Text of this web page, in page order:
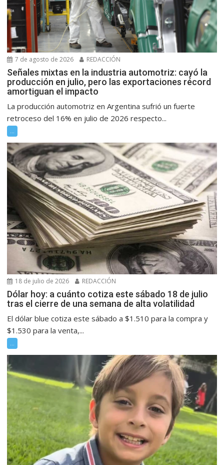
7 de agosto de 2026 REDACCIÓN
Señales mixtas en la industria automotriz: cayó la
producción en julio, pero las exportaciones récord
amortiguan el impacto
La producción automotriz en Argentina sufrió un fuerte
retroceso del 16% en julio de 2026 respecto...
...
18 de julio de 2026 REDACCIÓN
Dólar hoy: a cuánto cotiza este sábado 18 de julio
tras el cierre de una semana de alta volatilidad
El dólar blue cotiza este sábado a $1.510 para la compra y
$1.530 para la venta,...
...